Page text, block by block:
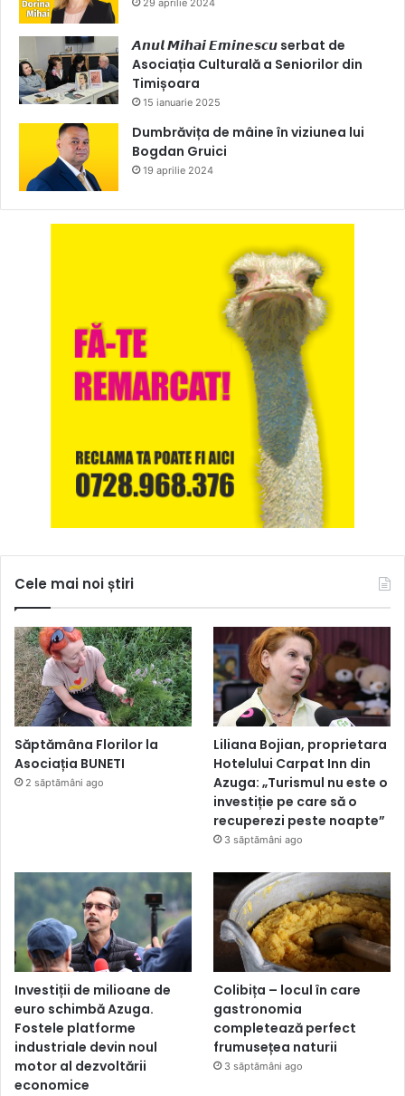
29 aprilie 2024
𝘼𝙣𝙪𝙡 𝙈𝙞𝙝𝙖𝙞 𝙀𝙢𝙞𝙣𝙚𝙨𝙘𝙪 serbat de
Asociația Culturală a Seniorilor din
Timișoara
15 ianuarie 2025
Dumbrăvița de mâine în viziunea lui
Bogdan Gruici
19 aprilie 2024
Cele mai noi știri
Săptămâna Florilor la
Asociația BUNETI
2 săptămâni ago
Liliana Bojian, proprietara
Hotelului Carpat Inn din
Azuga: „Turismul nu este o
investiție pe care să o
recuperezi peste noapte”
3 săptămâni ago
Investiții de milioane de
euro schimbă Azuga.
Fostele platforme
industriale devin noul
motor al dezvoltării
economice
Colibița – locul în care
gastronomia
completează perfect
frumusețea naturii
3 săptămâni ago